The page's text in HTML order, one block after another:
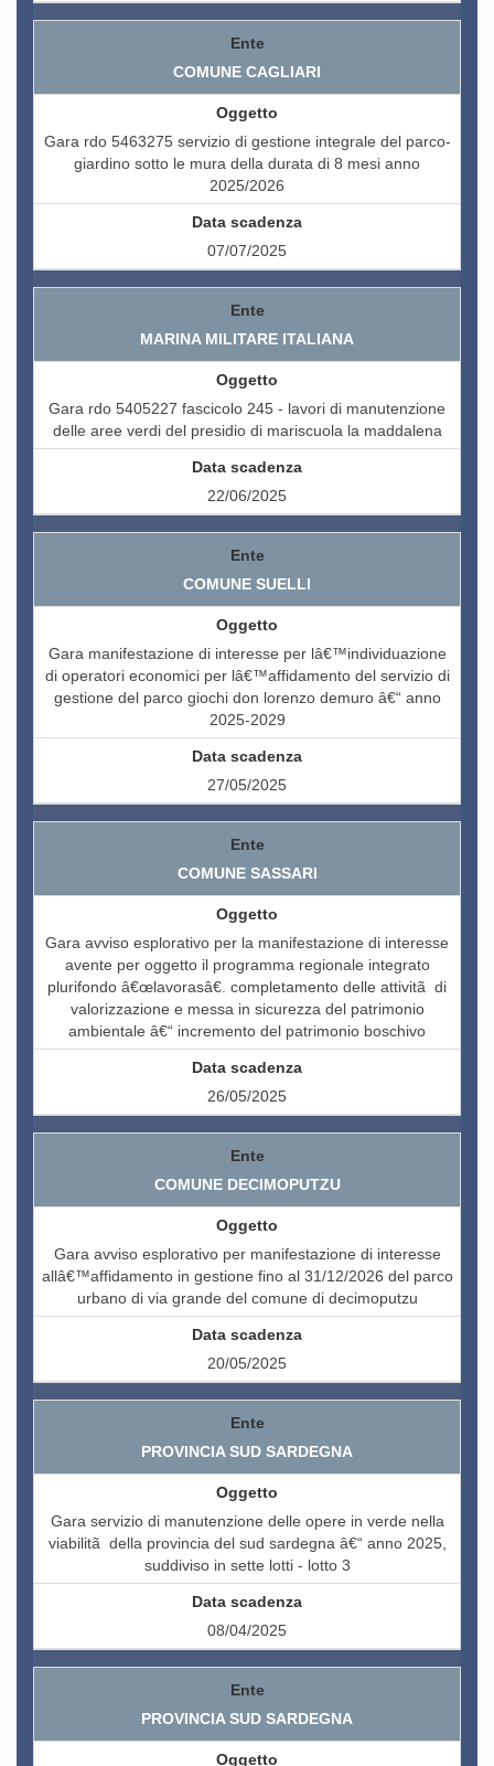
COMUNE CAGLIARI
Gara rdo 5463275 servizio di gestione integrale del parco-
giardino sotto le mura della durata di 8 mesi anno
2025/2026
07/07/2025
MARINA MILITARE ITALIANA
Gara rdo 5405227 fascicolo 245 - lavori di manutenzione
delle aree verdi del presidio di mariscuola la maddalena
22/06/2025
COMUNE SUELLI
Gara manifestazione di interesse per lâ€™individuazione
di operatori economici per lâ€™affidamento del servizio di
gestione del parco giochi don lorenzo demuro â€“ anno
2025-2029
27/05/2025
COMUNE SASSARI
Gara avviso esplorativo per la manifestazione di interesse
avente per oggetto il programma regionale integrato
plurifondo â€œlavorasâ€. completamento delle attivitã di
valorizzazione e messa in sicurezza del patrimonio
ambientale â€“ incremento del patrimonio boschivo
26/05/2025
COMUNE DECIMOPUTZU
Gara avviso esplorativo per manifestazione di interesse
allâ€™affidamento in gestione fino al 31/12/2026 del parco
urbano di via grande del comune di decimoputzu
20/05/2025
PROVINCIA SUD SARDEGNA
Gara servizio di manutenzione delle opere in verde nella
viabilitã della provincia del sud sardegna â€“ anno 2025,
suddiviso in sette lotti - lotto 3
08/04/2025
PROVINCIA SUD SARDEGNA